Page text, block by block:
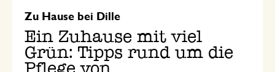
Zu Hause bei Dille
Ein Zuhause mit viel
Grün: Tipps rund um die
Pflege von